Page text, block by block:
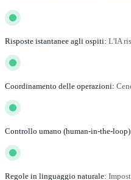
Risposte istantanee agli ospiti: L'IA
Coordinamento delle operazioni:
Controllo umano (human-in-the-
Regole in linguaggio naturale: